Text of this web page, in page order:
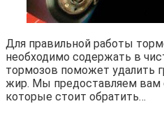
Для правильной работы
необходимо содержать в
тормозов поможет удалить
жир. Мы предоставляем вам
которые стоит обратить…